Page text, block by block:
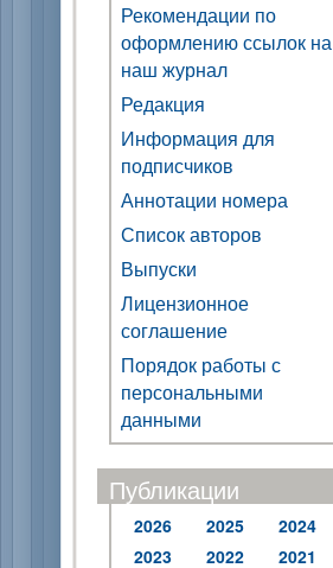
Рекомендации по
оформлению ссылок на
наш журнал
Редакция
Информация для
подписчиков
Аннотации номера
Список авторов
Выпуски
Лицензионное
соглашение
Порядок работы с
персональными
данными
Публикации
2026 2025
2024
2023
2022
2021